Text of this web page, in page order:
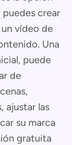
crear
vídeo de
Una
puede
de
ajustar las
su marca
gratuita